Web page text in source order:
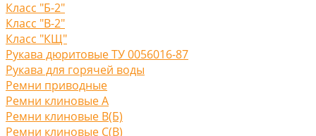
Класс "Б-2"
Класс "В-2"
Класс "КЩ"
Рукава дюритовые ТУ 0056016-87
Рукава для горячей воды
Ремни приводные
Ремни клиновые A
Ремни клиновые В(Б)
Ремни клиновые С(B)